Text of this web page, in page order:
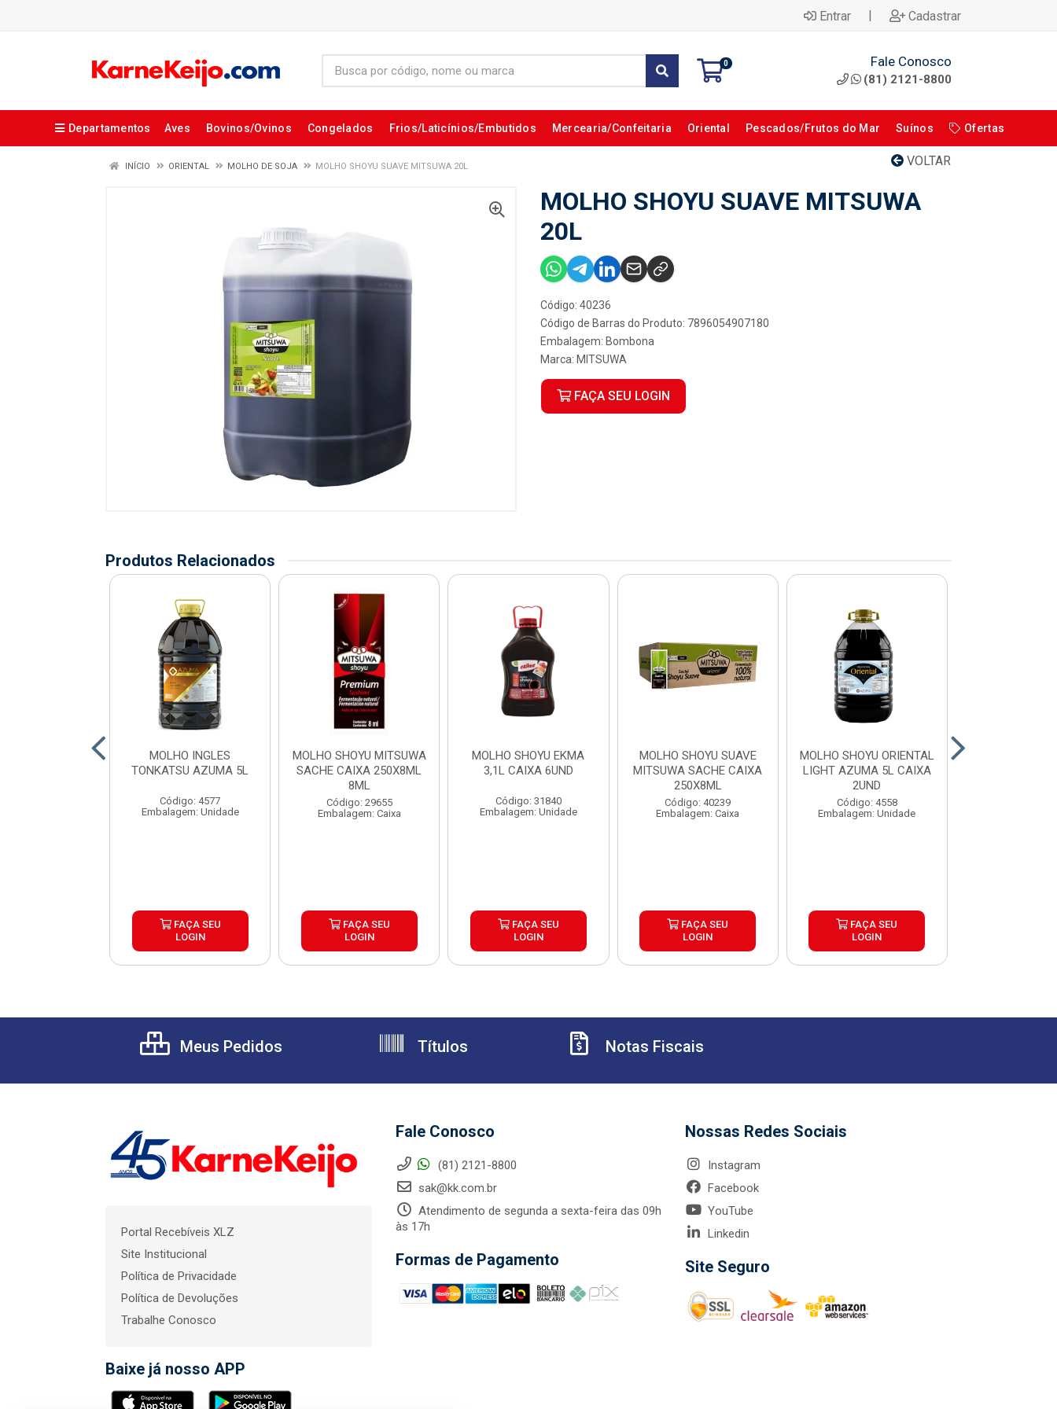
Entrar | Cadastrar
0 Fale Conosco
(81) 2121-8800
Departamentos Aves Bovinos/Ovinos Congelados Frios/Laticínios/Embutidos Mercearia/Confeitaria Oriental Pescados/Frutos do Mar Suínos Ofertas
VOLTAR
INÍCIO ORIENTAL MOLHO DE SOJA MOLHO SHOYU SUAVE MITSUWA 20L
MOLHO SHOYU SUAVE MITSUWA
20L
Código: 40236
Código de Barras do Produto: 7896054907180
Embalagem: Bombona
Marca: MITSUWA
FAÇA SEU LOGIN
Produtos Relacionados
MOLHO INGLES
TONKATSU AZUMA 5L
Código: 4577
Embalagem: Unidade
FAÇA SEU
LOGIN
MOLHO SHOYU MITSUWA
SACHE CAIXA 250X8ML
8ML
Código: 29655
Embalagem: Caixa
FAÇA SEU
LOGIN
MOLHO SHOYU EKMA
3,1L CAIXA 6UND
Código: 31840
Embalagem: Unidade
FAÇA SEU
LOGIN
MOLHO SHOYU SUAVE
MITSUWA SACHE CAIXA
250X8ML
Código: 40239
Embalagem: Caixa
FAÇA SEU
LOGIN
MOLHO SHOYU ORIENTAL
LIGHT AZUMA 5L CAIXA
2UND
Código: 4558
Embalagem: Unidade
FAÇA SEU
LOGIN
Meus Pedidos Títulos Notas Fiscais
Portal Recebíveis XLZ
Site Institucional
Política de Privacidade
Política de Devoluções
Trabalhe Conosco
Baixe já nosso APP
Fale Conosco
(81) 2121-8800
sak@kk.com.br
Atendimento de segunda a sexta-feira das 09h
às 17h
Formas de Pagamento
Nossas Redes Sociais
Instagram
Facebook
YouTube
Linkedin
Site Seguro